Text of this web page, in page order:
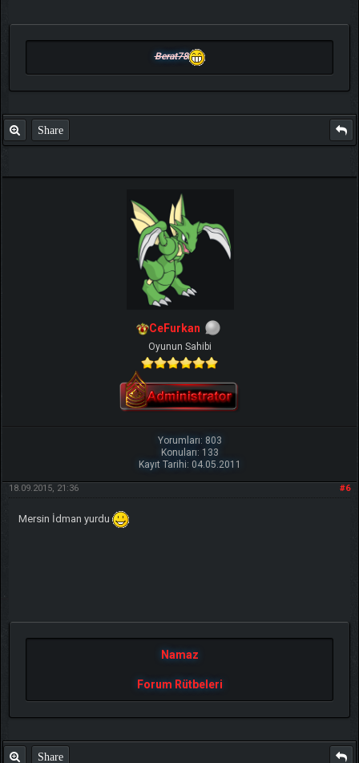
Berat78
Share
CeFurkan
Oyunun Sahibi
Yorumları: 803
Konuları: 133
Kayıt Tarihi: 04.05.2011
#6
18.09.2015, 21:36
Mersin İdman yurdu
Namaz
Forum Rütbeleri
Share